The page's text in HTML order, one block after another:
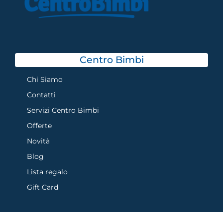
Centro Bimbi
Chi Siamo
Contatti
Servizi Centro Bimbi
Offerte
Novità
Blog
Lista regalo
Gift Card